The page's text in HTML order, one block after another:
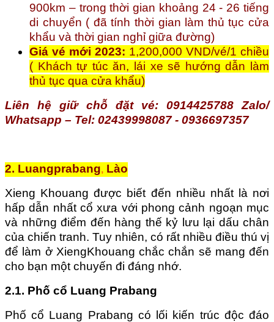
900km – trong thời gian khoảng 24 - 26 tiếng
di chuyển ( đã tính thời gian làm thủ tục cửa
khẩu và thời gian nghỉ giữa đường)
Giá vé mới 2023: 1,200,000 VND/vé/1 chiều
( Khách tự túc ăn, lái xe sẽ hướng dẫn làm
thủ tục qua cửa khẩu)
Liên hệ giữ chỗ đặt vé: 0914425788 Zalo/
Whatsapp – Tel: 02439998087 - 0936697357
2. Luangprabang, Lào
Xieng Khouang được biết đến nhiều nhất là nơi
hấp dẫn nhất cổ xưa với phong cảnh ngoạn mục
và những điểm đến hàng thế kỷ lưu lại dấu chân
của chiến tranh. Tuy nhiên, có rất nhiều điều thú vị
để làm ở XiengKhouang chắc chắn sẽ mang đến
cho bạn một chuyến đi đáng nhớ.
2.1. Phố cổ Luang Prabang
Phố cổ Luang Prabang có lối kiến trúc độc đáo